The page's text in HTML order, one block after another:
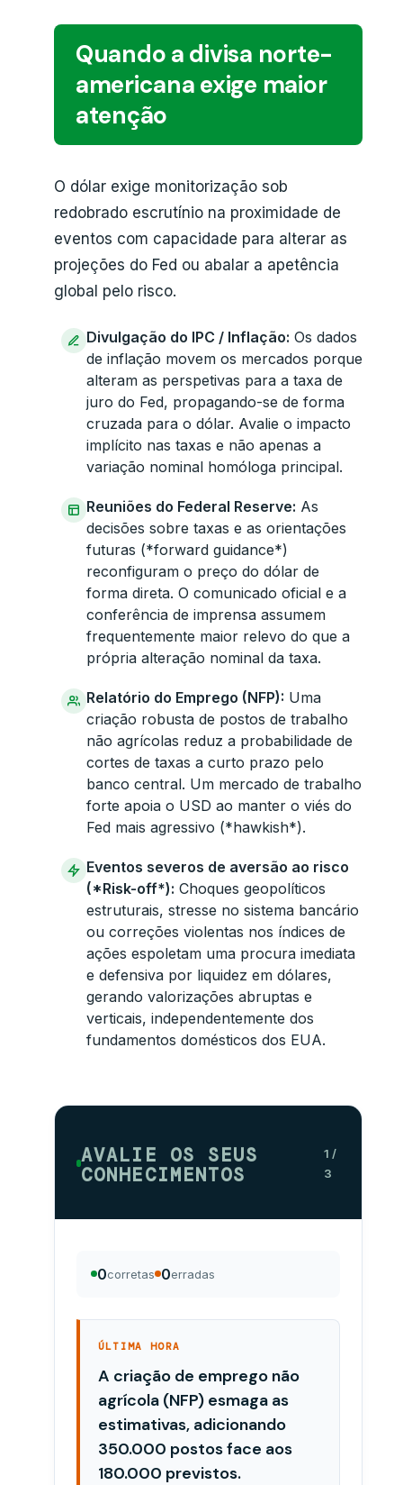
Quando a divisa norte-
americana exige maior
atenção
O dólar exige monitorização sob
redobrado escrutínio na proximidade de
eventos com capacidade para alterar as
projeções do Fed ou abalar a apetência
global pelo risco.
Divulgação do IPC / Inflação: Os dados
de inflação movem os mercados porque
alteram as perspetivas para a taxa de
juro do Fed, propagando-se de forma
cruzada para o dólar. Avalie o impacto
implícito nas taxas e não apenas a
variação nominal homóloga principal.
Reuniões do Federal Reserve: As
decisões sobre taxas e as orientações
futuras (*forward guidance*)
reconfiguram o preço do dólar de
forma direta. O comunicado oficial e a
conferência de imprensa assumem
frequentemente maior relevo do que a
própria alteração nominal da taxa.
Relatório do Emprego (NFP): Uma
criação robusta de postos de trabalho
não agrícolas reduz a probabilidade de
cortes de taxas a curto prazo pelo
banco central. Um mercado de trabalho
forte apoia o USD ao manter o viés do
Fed mais agressivo (*hawkish*).
Eventos severos de aversão ao risco
(*Risk-off*): Choques geopolíticos
estruturais, stresse no sistema bancário
ou correções violentas nos índices de
ações espoletam uma procura imediata
e defensiva por liquidez em dólares,
gerando valorizações abruptas e
verticais, independentemente dos
fundamentos domésticos dos EUA.
AVALIE OS SEUS
CONHECIMENTOS
1 /
3
0corretas 0erradas
ÚLTIMA HORA
A criação de emprego não
agrícola (NFP) esmaga as
estimativas, adicionando
350.000 postos face aos
180.000 previstos.